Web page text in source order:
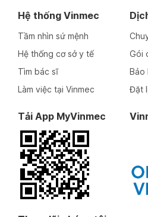
Hệ thống Vinmec
Tầm nhìn sứ mệnh
Hệ thống cơ sở y tế
Tìm bác sĩ
Làm việc tại Vinmec
Gói
Bảo
Đặt
Tải App MyVinmec